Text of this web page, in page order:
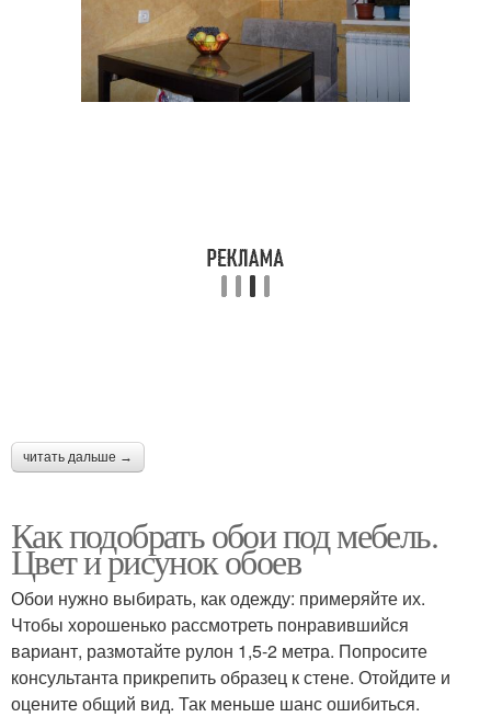
читать дальше →
Как подобрать обои под мебель.
Цвет и рисунок обоев
Обои нужно выбирать, как одежду: примеряйте их.
Чтобы хорошенько рассмотреть понравившийся
вариант, размотайте рулон 1,5-2 метра. Попросите
консультанта прикрепить образец к стене. Отойдите и
оцените общий вид. Так меньше шанс ошибиться.